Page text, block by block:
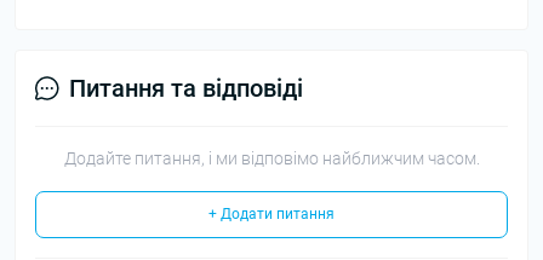
Питання та відповіді
Додайте питання, і ми відповімо найближчим часом.
+ Додати питання